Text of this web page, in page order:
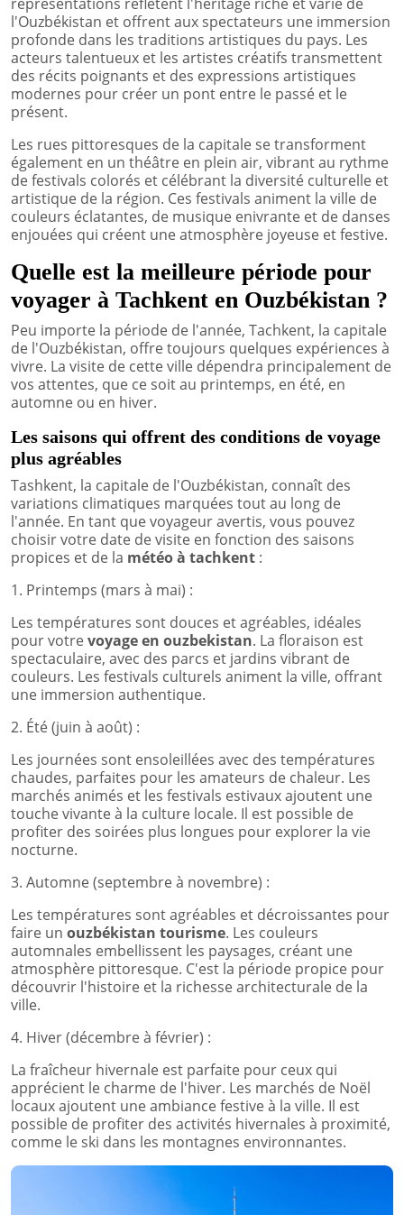
l'Ouzbékistan et offrent aux spectateurs une immersion
profonde dans les traditions artistiques du pays. Les
acteurs talentueux et les artistes créatifs transmettent
des récits poignants et des expressions artistiques
modernes pour créer un pont entre le passé et le
présent.
Les rues pittoresques de la capitale se transforment
également en un théâtre en plein air, vibrant au rythme
de festivals colorés et célébrant la diversité culturelle et
artistique de la région. Ces festivals animent la ville de
couleurs éclatantes, de musique enivrante et de danses
enjouées qui créent une atmosphère joyeuse et festive.
Quelle est la meilleure période pour
voyager à Tachkent en Ouzbékistan ?
Peu importe la période de l'année, Tachkent, la capitale
de l'Ouzbékistan, offre toujours quelques expériences à
vivre. La visite de cette ville dépendra principalement de
vos attentes, que ce soit au printemps, en été, en
automne ou en hiver.
Les saisons qui offrent des conditions de voyage
plus agréables
Tashkent, la capitale de l'Ouzbékistan, connaît des
variations climatiques marquées tout au long de
l'année. En tant que voyageur avertis, vous pouvez
choisir votre date de visite en fonction des saisons
propices et de la météo à tachkent :
1. Printemps (mars à mai) :
Les températures sont douces et agréables, idéales
pour votrevoyage en ouzbekistan. La floraison est
spectaculaire, avec des parcs et jardins vibrant de
couleurs. Les festivals culturels animent la ville, offrant
une immersion authentique.
2. Été (juin à août) :
Les journées sont ensoleillées avec des températures
chaudes, parfaites pour les amateurs de chaleur. Les
marchés animés et les festivals estivaux ajoutent une
touche vivante à la culture locale. Il est possible de
profiter des soirées plus longues pour explorer la vie
nocturne.
3. Automne (septembre à novembre) :
Les températures sont agréables et décroissantes pour
faire un ouzbékistan tourisme. Les couleurs
automnales embellissent les paysages, créant une
atmosphère pittoresque. C'est la période propice pour
découvrir l'histoire et la richesse architecturale de la
ville.
4. Hiver (décembre à février) :
La fraîcheur hivernale est parfaite pour ceux qui
apprécient le charme de l'hiver. Les marchés de Noël
locaux ajoutent une ambiance festive à la ville. Il est
possible de profiter des activités hivernales à proximité,
comme le ski dans les montagnes environnantes.